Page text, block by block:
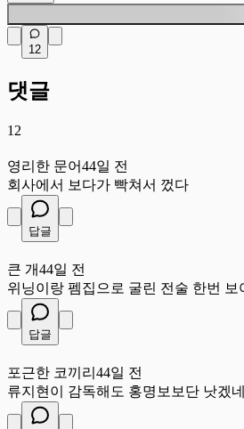
12
댓글
12
영리한 문어44일 전
회사에서 보다가 빡쳐서 껐다
답글
큰 개44일 전
위닝이랑 펨집으로 굴린 전술 한번 보
답글
포근한 코끼리 44일 전
류지현이 감독해도 홍명보보단 낫겠네